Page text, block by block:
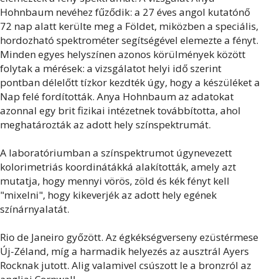
Hohnbaum nevéhez fűződik: a 27 éves angol kutatónő
72 nap alatt kerülte meg a Földet, miközben a speciális,
hordozható spektrométer segítségével elemezte a fényt.
Minden egyes helyszínen azonos körülmények között
folytak a mérések: a vizsgálatot helyi idő szerint
pontban délelőtt tízkor kezdték úgy, hogy a készüléket a
Nap felé fordították. Anya Hohnbaum az adatokat
azonnal egy brit fizikai intézetnek továbbította, ahol
meghatározták az adott hely színspektrumát.
A laboratóriumban a színspektrumot úgynevezett
kolorimetriás koordinátákká alakították, amely azt
mutatja, hogy mennyi vörös, zöld és kék fényt kell
"mixelni", hogy kikeverjék az adott hely egének
színárnyalatát.
Rio de Janeiro győzött. Az égkékségverseny ezüstérmese
Új-Zéland, míg a harmadik helyezés az ausztrál Ayers
Rocknak jutott. Alig valamivel csúszott le a bronzról az